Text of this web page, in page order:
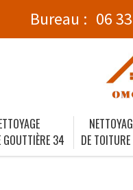
Bureau : 06
GOUTTIÈRE 34
DE